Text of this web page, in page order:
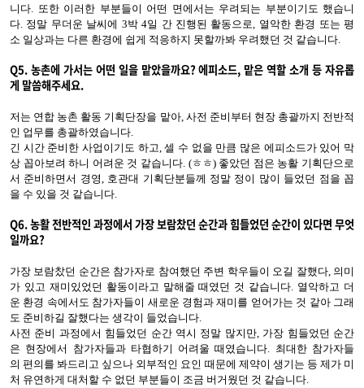
니다. 또한 이러한 부분들이 어떤 면에서는 우려되는 부분이기도 했습니
다. 정말 무더운 날씨에 3박 4일 간 진행된 활동으로, 열악한 환경 또는 평
소 일상과는 다른 환경에 쉽게 적응하지 못할까봐 우려했던 것 같습니다.
Q5. 농촌에 가서는 어떤 일을 맡았을까요? 에피소드, 맡은 역할 소개 등 자유롭
게 말씀해주세요.
저는 연합 농촌 활동 기획단장을 맡아, 사전 준비부터 현장 총괄까지 전반적
인 업무를 총괄하였습니다.
긴 시간 준비한 사업이기도 하고, 셀 수 없을 만큼 많은 에피소드가 있어 막
상 꼽아보려 하니 어려운 것 같습니다. (ㅎㅎ) 좋았던 점은 농활 기획단으로
서 준비하면서 경영, 호관대 기획단분들께 정말 정이 많이 들었던 점을 꼽
을 수 있을 것 같습니다.
Q6.농활 전반적인 과정에서 가장 보람찼던 순간과 힘들었던 순간이 있다면 무엇
일까요?
가장 보람찼던 순간은 참가자로 참여했던 주변 학우들이 오길 잘했다, 의미
가 있고 재미있었던 활동이라고 말해줄 때였던 것 같습니다. 열악하고 더
운 환경 속에서도 참가자들이 새로운 경험과 재미를 얻어가는 것 같아 그래
도 준비하길 잘했다는 생각이 들었습니다.
사전 준비 과정에서 힘들었던 순간 역시 정말 많지만, 가장 힘들었던 순간
은 현장에서 참가자들과 타협하기 어려울 때였습니다. 최대한 참가자들
의 편의를 봐드리고 싶으나 외부적인 요인 때문에 제약이 생기는 등 제가 미
처 유연하게 대처할 수 없던 부분들이 조금 버거웠던 것 같습니다.